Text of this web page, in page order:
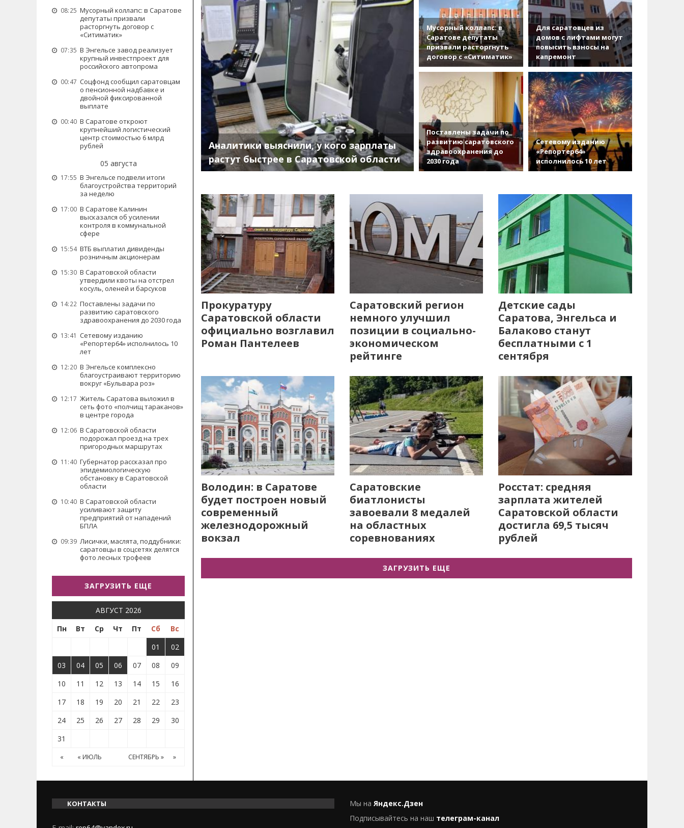
08:25 Мусорный коллапс: в Саратове
депутаты призвали
расторгнуть договор с
«Ситиматик»
07:35 В Энгельсе завод реализует
крупный инвестпроект для
российского автопрома
00:47 Соцфонд сообщил саратовцам
о пенсионной надбавке и
двойной фиксированной
выплате
00:40 В Саратове откроют
крупнейший логистический
центр стоимостью 6 млрд
рублей
05 августа
17:55 В Энгельсе подвели итоги
благоустройства территорий
за неделю
17:00 В Саратове Калинин
высказался об усилении
контроля в коммунальной
сфере
15:54 ВТБ выплатил дивиденды
розничным акционерам
15:30 В Саратовской области
утвердили квоты на отстрел
косуль, оленей и барсуков
14:22 Поставлены задачи по
развитию саратовского
здравоохранения до 2030 года
13:41 Сетевому изданию
«Репортер64» исполнилось 10
лет
12:20 В Энгельсе комплексно
благоустраивают территорию
вокруг «Бульвара роз»
12:17 Житель Саратова выложил в
сеть фото «полчищ тараканов»
в центре города
12:06 В Саратовской области
подорожал проезд на трех
пригородных маршрутах
11:40 Губернатор рассказал про
эпидемиологическую
обстановку в Саратовской
области
10:40 В Саратовской области
усиливают защиту
предприятий от нападений
БПЛА
09:39 Лисички, маслята, поддубники:
саратовцы в соцсетях делятся
фото лесных трофеев
ЗАГРУЗИТЬ ЕЩЕ
АВГУСТ 2026
Пн
Вт Ср Чт Пт Сб
Вс
01
02
03
04 05 06 07 08
09
10
11 12 13 14 15
16
17
18 19 20 21 22
23
24
25 26 27 28 29
30
31
« « ИЮЛЬ СЕНТЯБРЬ » »
Аналитики выяснили, у кого зарплаты
растут быстрее в Саратовской области
Мусорный коллапс: в
Саратове депутаты
призвали расторгнуть
договор с «Ситиматик»
Для саратовцев из
домов с лифтами могут
повысить взносы на
капремонт
Поставлены задачи по
развитию саратовского
здравоохранения до
2030 года
Сетевому изданию
«Репортер64»
исполнилось 10 лет
Прокуратуру
Саратовской области
официально возглавил
Роман Пантелеев
Саратовский регион
немного улучшил
позиции в социально-
экономическом
рейтинге
Детские сады
Саратова, Энгельса и
Балаково станут
бесплатными с 1
сентября
Володин: в Саратове
будет построен новый
современный
железнодорожный
вокзал
Саратовские
биатлонисты
завоевали 8 медалей
на областных
соревнованиях
Росстат: средняя
зарплата жителей
Саратовской области
достигла 69,5 тысяч
рублей
ЗАГРУЗИТЬ ЕЩЕ
КОНТАКТЫ Мы на Яндекс.Дзен
Подписывайтесь на наш телеграм-канал